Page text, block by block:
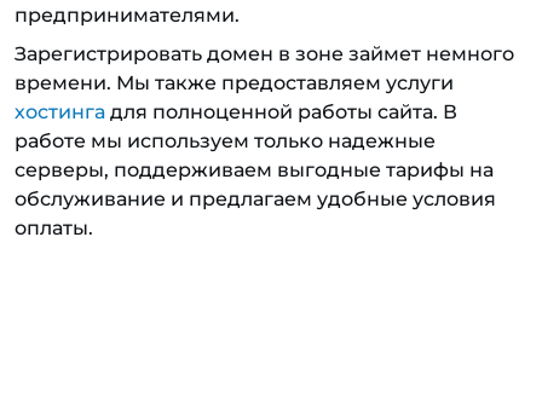
предпринимателями.
Зарегистрировать домен в зоне займет немного
времени. Мы также предоставляем услуги
хостинга для полноценной работы сайта. В
работе мы используем только надежные
серверы, поддерживаем выгодные тарифы на
обслуживание и предлагаем удобные условия
оплаты.